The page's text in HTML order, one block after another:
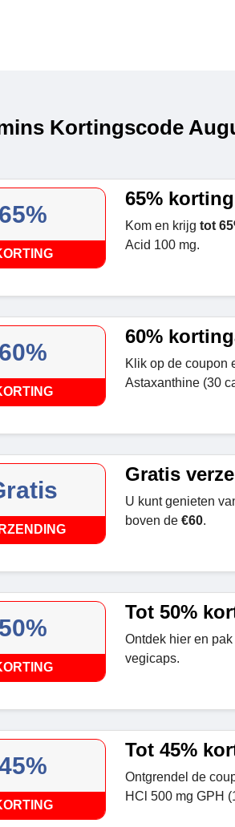
Kortingscode
65%
65%
Kom en krijg tot
Acid 100 mg.
60%
60%
Klik op de coupon
Astaxanthine (30
Gratis
U kunt genieten
boven de €60.
50%
Tot 50%
Ontdek hier en pak
vegicaps.
Tot 45%
Ontgrendel de
HCl 500 mg GPH